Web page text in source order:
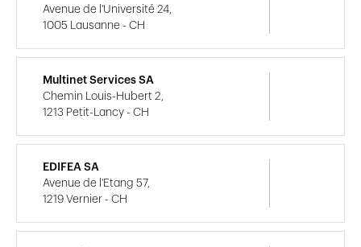
Avenue de l'Université 24,
1005 Lausanne - CH
Multinet Services SA
Chemin Louis-Hubert 2,
1213 Petit-Lancy - CH
EDIFEA SA
Avenue de l'Etang 57,
1219 Vernier - CH